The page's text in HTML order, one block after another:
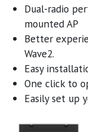
Dual-radio
mounted AP
Better
Wave2.
Easy
One click to
Easily set up